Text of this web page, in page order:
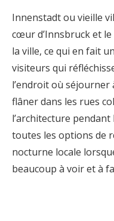
Innenstadt ou vieille
cœur d’Innsbruck et
la ville, ce qui en fait
visiteurs qui
l’endroit où séjourner
flâner dans les rues
l’architecture
toutes les options de
nocturne locale
beaucoup à voir et à